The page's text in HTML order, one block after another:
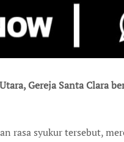
Gereja Santa Clara